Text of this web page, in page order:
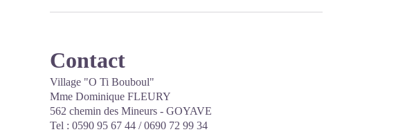
Contact
Village "O Ti Bouboul"
Mme Dominique FLEURY
562 chemin des Mineurs - GOYAVE
Tel : 0590 95 67 44 / 0690 72 99 34